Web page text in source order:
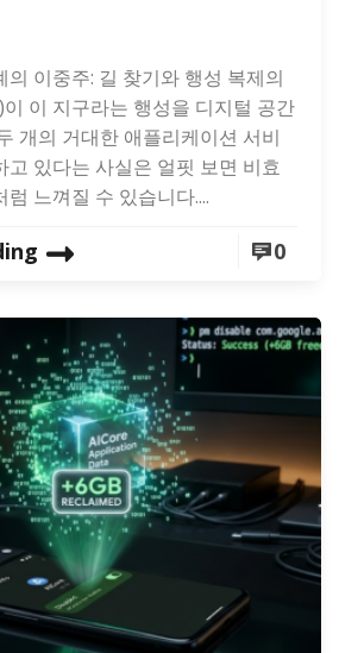
의 이중주: 길 찾기와 행성 복제의
이 지구라는 행성을 디지털 공간
개의 거대한 애플리케이션 서비
고 있다는 사실은 얼핏 보면 비효
느껴질 수 있습니다....
0